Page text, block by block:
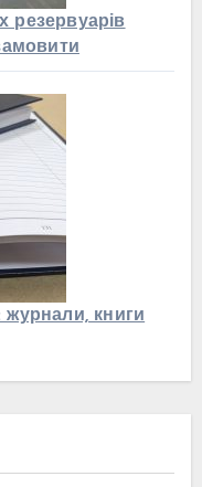
резервуарів
книги